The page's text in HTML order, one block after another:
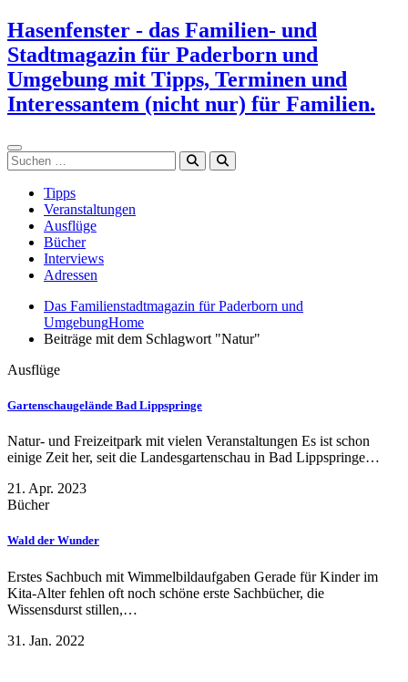
Zum
Inhalt
springen
Hasenfenster - das Familien- und
Stadtmagazin für Paderborn und
Umgebung mit Tipps, Terminen und
Interessantem (nicht nur) für Familien.
Suchen
Tipps
Veranstaltungen
Ausflüge
Bücher
Interviews
Adressen
Das Familienstadtmagazin für Paderborn und
UmgebungHome
Beiträge mit dem Schlagwort "Natur"
Ausflüge
Gartenschaugelände Bad Lippspringe
Natur- und Freizeitpark mit vielen Veranstaltungen Es ist schon
einige Zeit her, seit die Landesgartenschau in Bad Lippspringe…
21. Apr. 2023
Bücher
Wald der Wunder
Erstes Sachbuch mit Wimmelbildaufgaben Gerade für Kinder im
Kita-Alter fehlen oft noch schöne erste Sachbücher, die
Wissensdurst stillen,…
31. Jan. 2022